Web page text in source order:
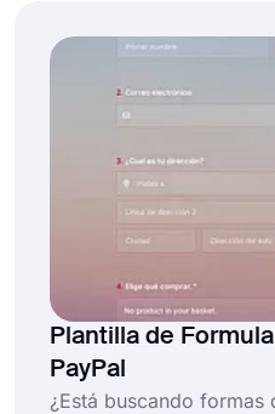
Plantilla de
PayPal
¿Está buscando formas